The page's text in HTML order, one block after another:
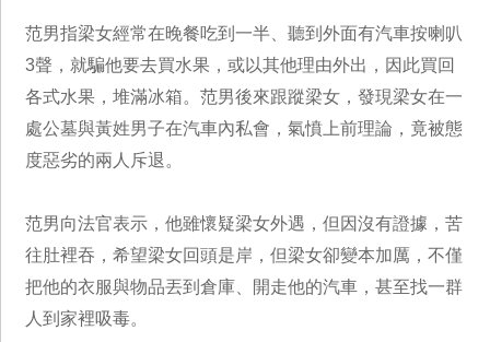
范男指梁女經常在晚餐吃到一半、聽到外面有汽車按喇叭
3聲，就騙他要去買水果，或以其他理由外出，因此買回
各式水果，堆滿冰箱。范男後來跟蹤梁女，發現梁女在一
處公墓與黃姓男子在汽車內私會，氣憤上前理論，竟被態
度惡劣的兩人斥退。
范男向法官表示，他雖懷疑梁女外遇，但因沒有證據，苦
往肚裡吞，希望梁女回頭是岸，但梁女卻變本加厲，不僅
把他的衣服與物品丟到倉庫、開走他的汽車，甚至找一群
人到家裡吸毒。